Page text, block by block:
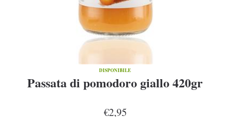
DISPONIBILE
Passata di pomodoro giallo 420gr
€2,95